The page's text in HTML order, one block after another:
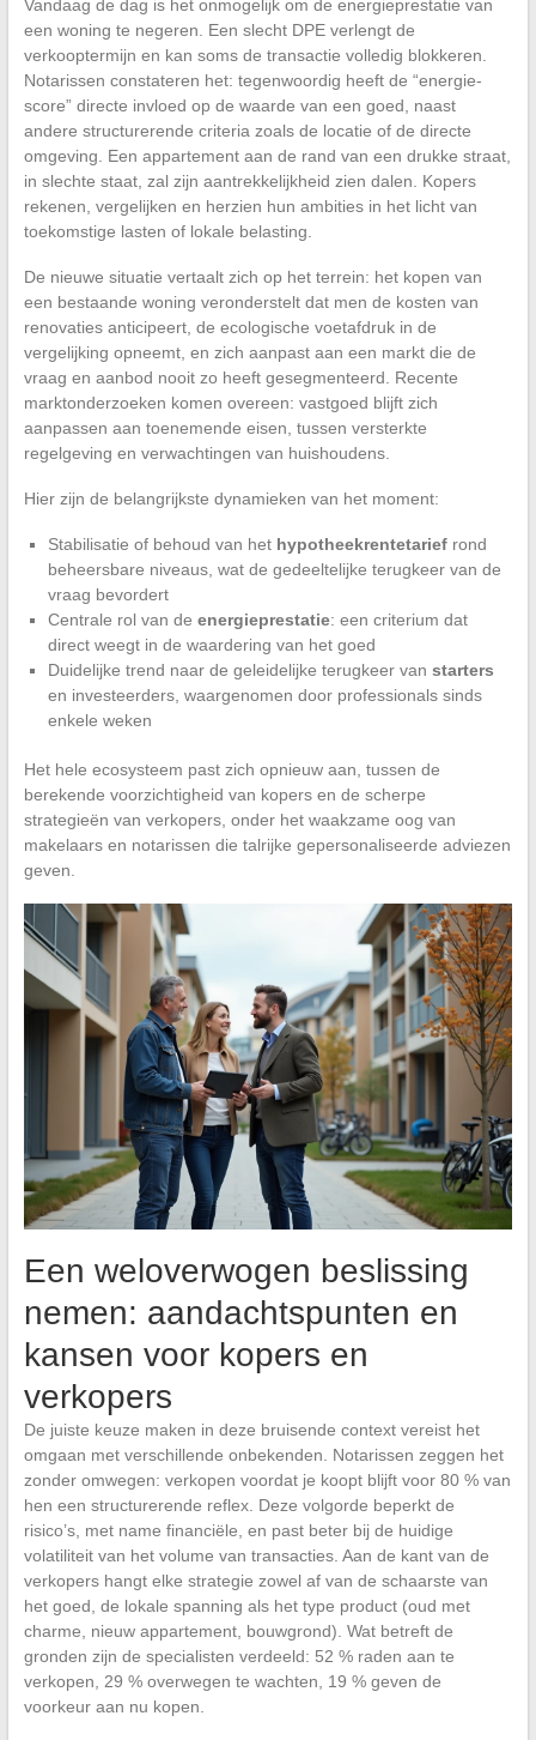
Vandaag de dag is het onmogelijk om de energieprestatie van
een woning te negeren. Een slecht DPE verlengt de
verkooptermijn en kan soms de transactie volledig blokkeren.
Notarissen constateren het: tegenwoordig heeft de “energie-
score” directe invloed op de waarde van een goed, naast
andere structurerende criteria zoals de locatie of de directe
omgeving. Een appartement aan de rand van een drukke straat,
in slechte staat, zal zijn aantrekkelijkheid zien dalen. Kopers
rekenen, vergelijken en herzien hun ambities in het licht van
toekomstige lasten of lokale belasting.
De nieuwe situatie vertaalt zich op het terrein: het kopen van
een bestaande woning veronderstelt dat men de kosten van
renovaties anticipeert, de ecologische voetafdruk in de
vergelijking opneemt, en zich aanpast aan een markt die de
vraag en aanbod nooit zo heeft gesegmenteerd. Recente
marktonderzoeken komen overeen: vastgoed blijft zich
aanpassen aan toenemende eisen, tussen versterkte
regelgeving en verwachtingen van huishoudens.
Hier zijn de belangrijkste dynamieken van het moment:
Stabilisatie of behoud van het hypotheekrentetariefrond
beheersbare niveaus, wat de gedeeltelijke terugkeer van de
vraag bevordert
Centrale rol van de energieprestatie: een criterium dat
direct weegt in de waardering van het goed
Duidelijke trend naar de geleidelijke terugkeer van starters
en investeerders, waargenomen door professionals sinds
enkele weken
Het hele ecosysteem past zich opnieuw aan, tussen de
berekende voorzichtigheid van kopers en de scherpe
strategieën van verkopers, onder het waakzame oog van
makelaars en notarissen die talrijke gepersonaliseerde adviezen
geven.
Een weloverwogen beslissing
nemen: aandachtspunten en
kansen voor kopers en
verkopers
De juiste keuze maken in deze bruisende context vereist het
omgaan met verschillende onbekenden. Notarissen zeggen het
zonder omwegen: verkopen voordat je koopt blijft voor 80 % van
hen een structurerende reflex. Deze volgorde beperkt de
risico’s, met name financiële, en past beter bij de huidige
volatiliteit van het volume van transacties. Aan de kant van de
verkopers hangt elke strategie zowel af van de schaarste van
het goed, de lokale spanning als het type product (oud met
charme, nieuw appartement, bouwgrond). Wat betreft de
gronden zijn de specialisten verdeeld: 52 % raden aan te
verkopen, 29 % overwegen te wachten, 19 % geven de
voorkeur aan nu kopen.